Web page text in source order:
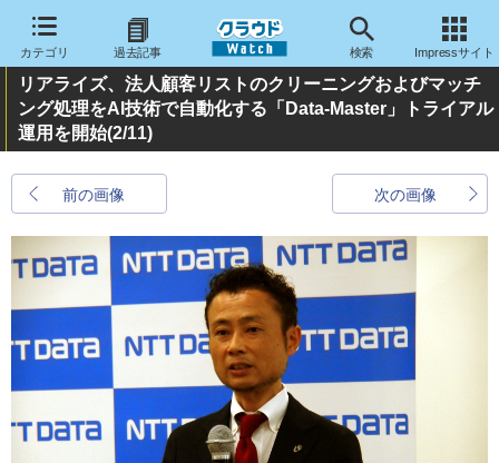
カテゴリ 過去記事 検索 Impressサイト
リアライズ、法人顧客リストのクリーニングおよびマッチ
ング処理をAI技術で自動化する「Data-Master」トライアル
運用を開始(2/11)
前の画像 次の画像